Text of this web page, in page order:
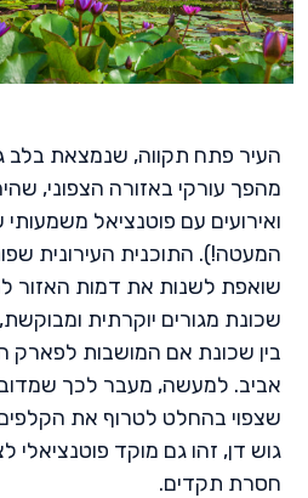
העיר פתח תקווה, שנמצאת בלב
מהפך עורקי באזורה הצפוני,
ואירועים עם פוטנציאל
המעטה!). התוכנית העירונית
שואפת לשנות את דמות האזור
שכונת מגורים יוקרתית
בין שכונת אם המושבות לפארק
אביב. למעשה, מעבר לכך
שצפוי בהחלט לטרוף את
גוש דן, זהו גם מוקד פוטנציאלי
חסרת תקדים.